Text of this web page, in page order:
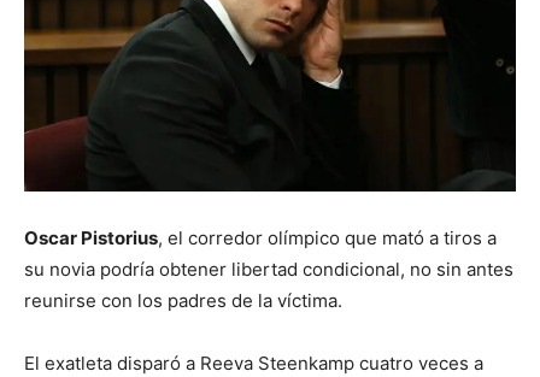
Oscar Pistorius, el corredor olímpico que mató a tiros a
su novia podría obtener libertad condicional, no sin antes
reunirse con los padres de la víctima.
El exatleta disparó a Reeva Steenkamp cuatro veces a